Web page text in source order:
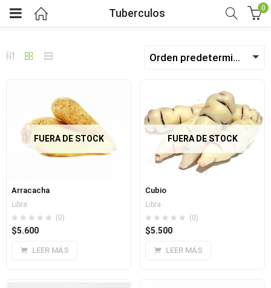
(Viveres)
(Salud y bienestar)
(Horarios y pedidos)
(Nosotros)
Tuberculos 0
Orden predeterminado
FUERA DE STOCK
Arracacha
Libra
(0)
$5.600
LEER MÁS
FUERA DE STOCK
Cubio
Libra
(0)
$5.500
LEER MÁS